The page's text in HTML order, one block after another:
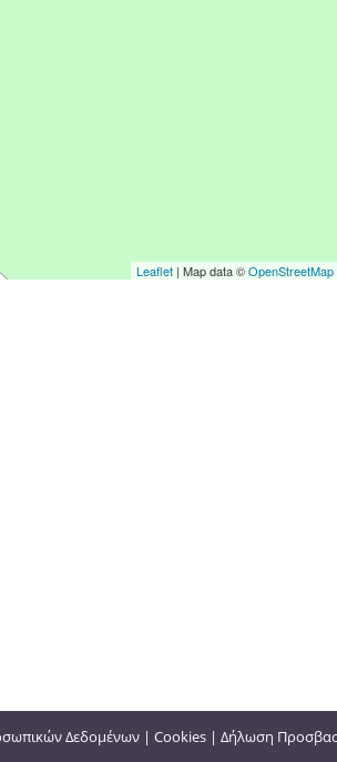
Leaflet| Map data ©OpenStreetMap
Δεδομένων | Cookies | Δήλωση